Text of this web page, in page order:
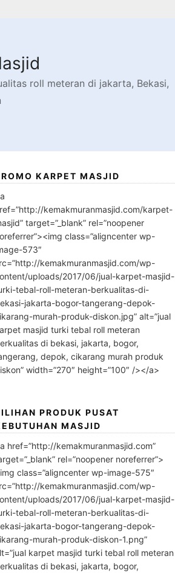
roll meteran di jakarta, Bekasi,
KARPET MASJID
kemakmuranmasjid.com/karpet-
target=”_blank” rel=”noopener
class=”aligncenter wp-
573″
kemakmuranmasjid.com/wp-
uploads/2017/06/jual-karpet-masjid-
tebal-roll-meteran-berkualitas-di-
jakarta-bogor-tangerang-depok-
murah-produk-diskon.jpg” alt=”jual
masjid turki tebal roll meteran
di bekasi, jakarta, bogor,
depok, cikarang murah produk
width=”270″ height=”100″ /></a>
PRODUK PUSAT
MASJID
href=”http://kemakmuranmasjid.com”
rel=”noopener noreferrer”>
class=”aligncenter wp-image-575″
kemakmuranmasjid.com/wp-
uploads/2017/06/jual-karpet-masjid-
tebal-roll-meteran-berkualitas-di-
jakarta-bogor-tangerang-depok-
murah-produk-diskon-1.png”
karpet masjid turki tebal roll meteran
di bekasi, jakarta, bogor,